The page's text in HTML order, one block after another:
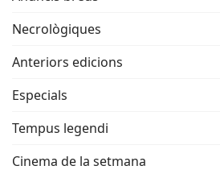
Necrològiques
Anteriors edicions
Especials
Tempus legendi
Cinema de la setmana